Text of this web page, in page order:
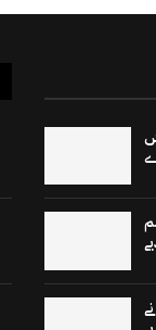
برٹش